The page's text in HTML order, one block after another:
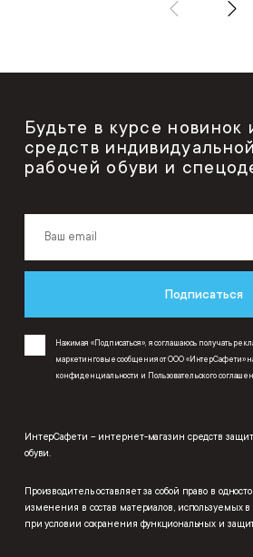
Будьте в курсе
средств
рабочей обуви и
Подписаться
Нажимая «Подписаться», я соглашаюсь получать
маркетинговые сообщения от ООО «ИнтерСафети»
конфиденциальности и Пользовательского
ИнтерСафети – интернет-магазин средств
обуви.
Производитель оставляет за собой право в
изменения в состав материалов, используемых в
при условии сохранения функциональных и